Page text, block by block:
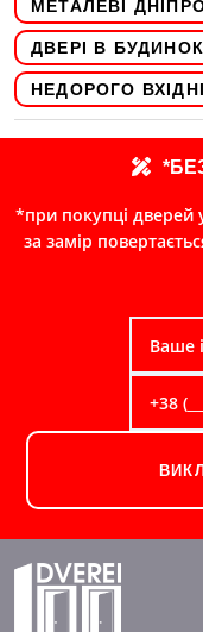
МЕТАЛЕВІ
ДВЕРІ В
НЕДОРОГО
*при покупці дверей
за замір